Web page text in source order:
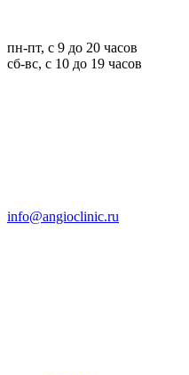
пн-пт, с 9 до 20 часов
сб-вс, с 10 до 19 часов
info@angioclinic.ru